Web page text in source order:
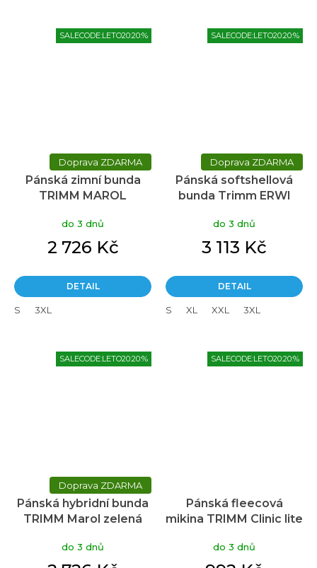
SALECODE:LETO20:20:%
ZDARMA
Pánská zimní bunda
TRIMM MAROL
do 3 dnů
2 726 Kč
DETAIL
S 3XL
SALECODE:LETO20:20:%
ZDARMA
Pánská softshellová
bunda Trimm ERWI
Průměrné
produktu
je
5,0
5
hvězdiček.
do 3 dnů
3 113 Kč
DETAIL
S XL XXL 3XL
SALECODE:LETO20:20:%
ZDARMA
Pánská hybridní bunda
TRIMM Marol zelená
do 3 dnů
SALECODE:LETO20:20:%
Pánská fleecová
mikina TRIMM Clinic lite
Průměrné
produktu
do 3 dnů